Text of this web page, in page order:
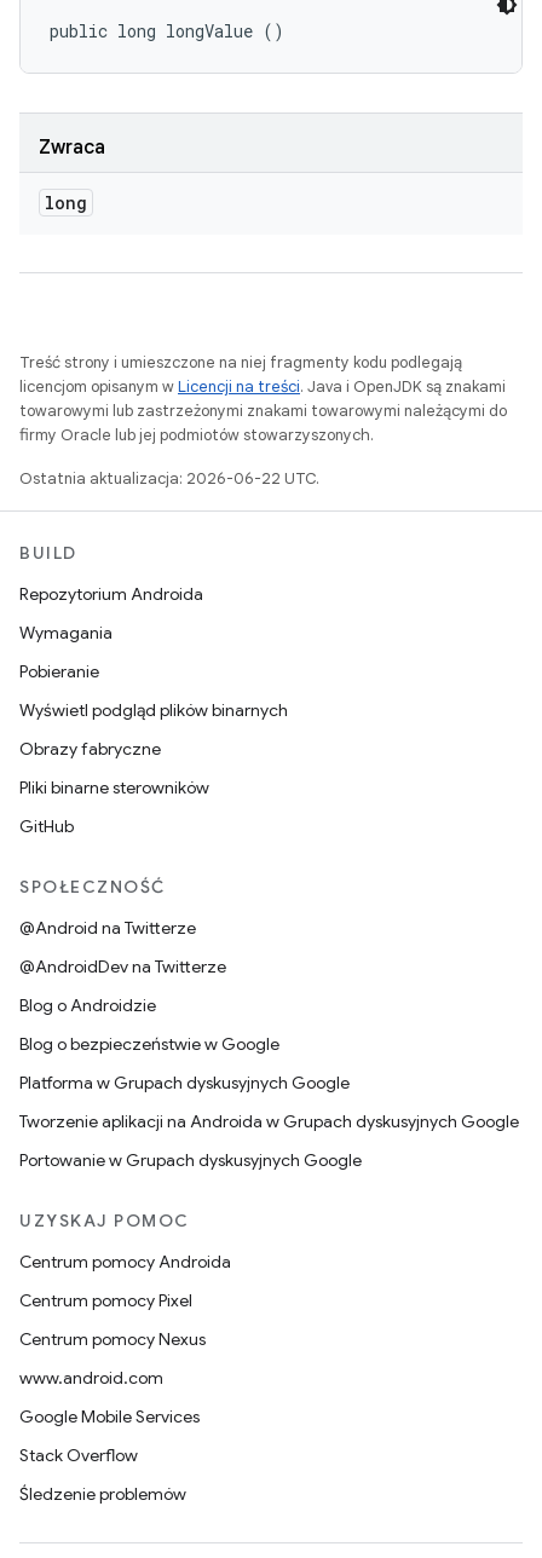
public long longValue ()
Zwraca
long
Treść strony i umieszczone na niej fragmenty kodu podlegają
licencjom opisanym wLicencji na treści. Java i OpenJDK są znakami
towarowymi lub zastrzeżonymi znakami towarowymi należącymi do
firmy Oracle lub jej podmiotów stowarzyszonych.
Ostatnia aktualizacja: 2026-06-22 UTC.
BUILD
Repozytorium Androida
Wymagania
Pobieranie
Wyświetl podgląd plików binarnych
Obrazy fabryczne
Pliki binarne sterowników
GitHub
SPOŁECZNOŚĆ
@Android na Twitterze
@AndroidDev na Twitterze
Blog o Androidzie
Blog o bezpieczeństwie w Google
Platforma w Grupach dyskusyjnych Google
Tworzenie aplikacji na Androida w Grupach dyskusyjnych Google
Portowanie w Grupach dyskusyjnych Google
UZYSKAJ POMOC
Centrum pomocy Androida
Centrum pomocy Pixel
Centrum pomocy Nexus
www.android.com
Google Mobile Services
Stack Overflow
Śledzenie problemów